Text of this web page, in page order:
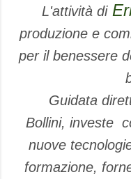
L'attività di
produzione e
per il benessere
Guidata
Bollini, investe
nuove
formazione,